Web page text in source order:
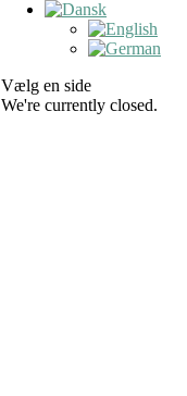
Vælg en side
We're currently closed.